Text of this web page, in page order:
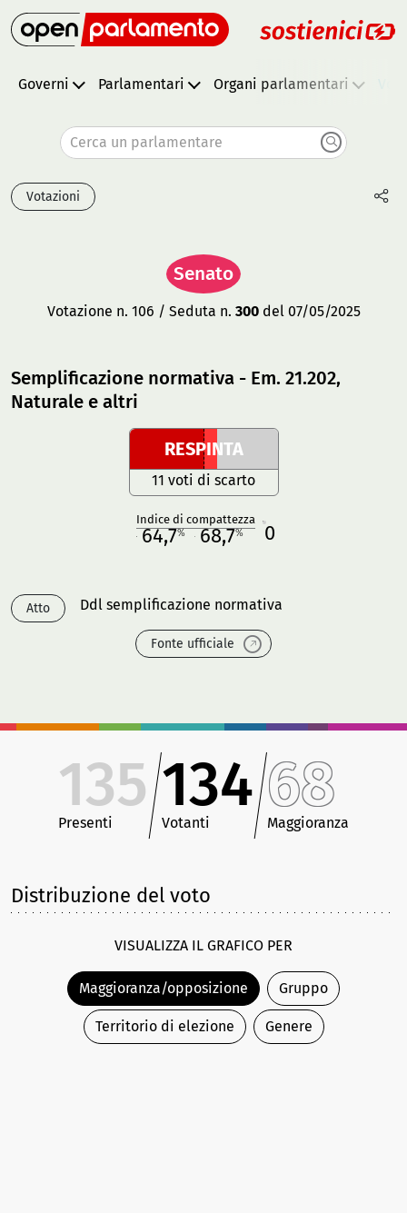
Governi Parlamentari Organi parlamentari
Cerca un parlamentare
Votazioni
Senato
Votazione n. 106 / Seduta n. 300del 07/05/2025
Semplificazione normativa - Em. 21.202,
Naturale e altri
RESPINTA
11 voti di scarto
Indice di compattezza
64,7% 68,7% 0
Atto Ddl semplificazione normativa
Fonte ufficiale
135
Presenti
134
Votanti
68
Maggioranza
Distribuzione del voto
VISUALIZZA IL GRAFICO PER
Maggioranza/opposizione Gruppo
Territorio di elezione Genere